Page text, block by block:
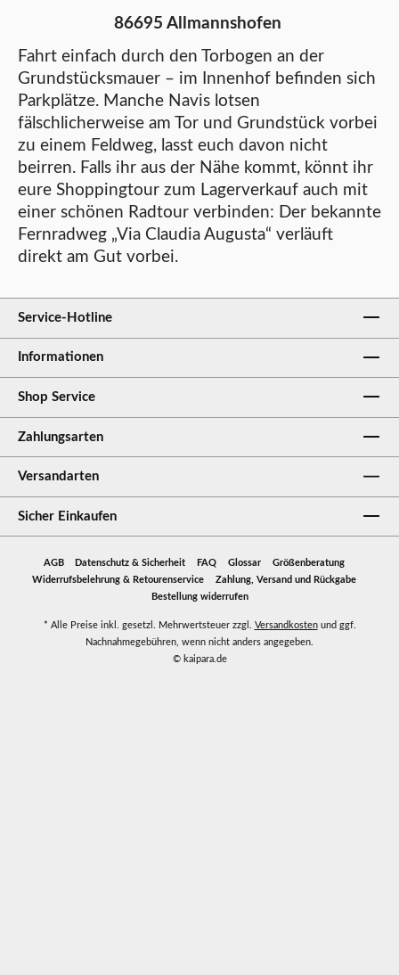
86695 Allmannshofen
Fahrt einfach durch den Torbogen an der
Grundstücksmauer – im Innenhof befinden sich
Parkplätze. Manche Navis lotsen
fälschlicherweise am Tor und Grundstück vorbei
zu einem Feldweg, lasst euch davon nicht
beirren. Falls ihr aus der Nähe kommt, könnt ihr
eure Shoppingtour zum Lagerverkauf auch mit
einer schönen Radtour verbinden: Der bekannte
Fernradweg „Via Claudia Augusta“ verläuft
direkt am Gut vorbei.
Service-Hotline
Informationen
Shop Service
Zahlungsarten
Versandarten
Sicher Einkaufen
AGB Datenschutz & Sicherheit FAQ Glossar
Größenberatung
Widerrufsbelehrung & Retourenservice
Zahlung, Versand und Rückgabe
Bestellung widerrufen
* Alle Preise inkl. gesetzl. Mehrwertsteuer zzgl. Versandkostenund ggf.
Nachnahmegebühren, wenn nicht anders angegeben.
© kaipara.de